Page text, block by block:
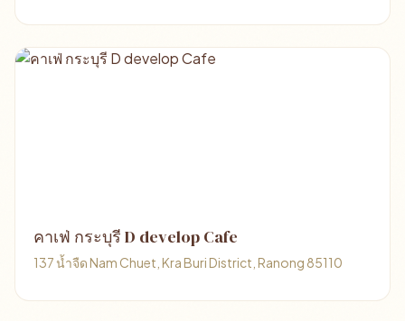
คาเฟ่ กระบุรี D develop Cafe
137 น้ำจืด Nam Chuet, Kra Buri District, Ranong 85110